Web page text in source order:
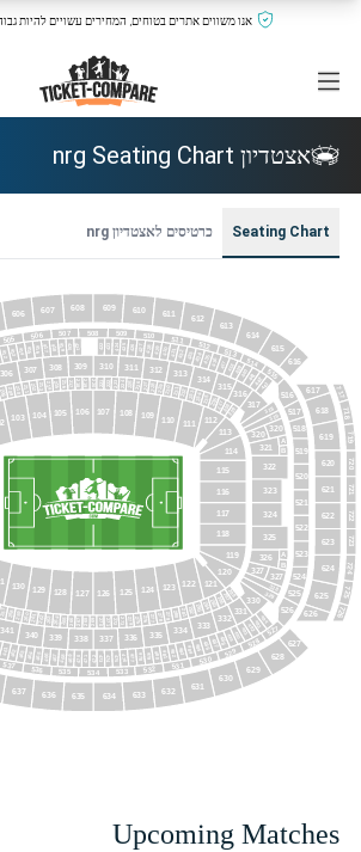
אנו משווים אתרים בטוחים, המחירים עשויים להיות
אצטדיון nrg Seating Chart
Seating Chart כרטיסים לאצטדיון nrg
103 104 105 106 107 108 109
110 111 112
113
114
115
116
117
118
119
120
121
122
123
124
125
126
127
128
129
130
208209210211212 213 214 215 216 217 218 219 220 221 222 223 224 226 227 228229230231 232233234235236237238239
257258259260 261 262263264 265 266 267 268 269 270 271 272 273 274 275276 277 278279280281282283284285286287288
306 307 308 309 310 311 312 313
314
315
316
317
318
319
320
320
321
A
B
322
323
324
325
326
A
B
327
327
328
329
330
331
332
333
334
335
336
337
338
339
340
341
412413 414 415 416417 418 419 420 421 422 423 424 425 426 427428 429 430 431432433434435436437438439440441442443
461462463 464 465 466467 468 469 470 471 472 473 474 475 476 477 478 479 480 481482483484485486487488489490491492493494
505 506 507 508 509 510 511
512
513
514
515
516
517
518
519
520
521
522
523
524
525
526
527
528
529
530
531
532
533
534
535
536
537
606 607 608 609 610 611
612
613
614
615
616
617
618
619
620
621
622
623
624
625
626
627
628
629
630
631
632
633
634
635
636
637
717
718
719
720
721
722
723
724
725
726
Upcoming Matches